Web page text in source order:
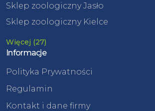
Sklep zoologiczny Jasło
Sklep zoologiczny Kielce
Więcej (27)
Informacje
Polityka Prywatności
Regulamin
Kontakt i dane firmy